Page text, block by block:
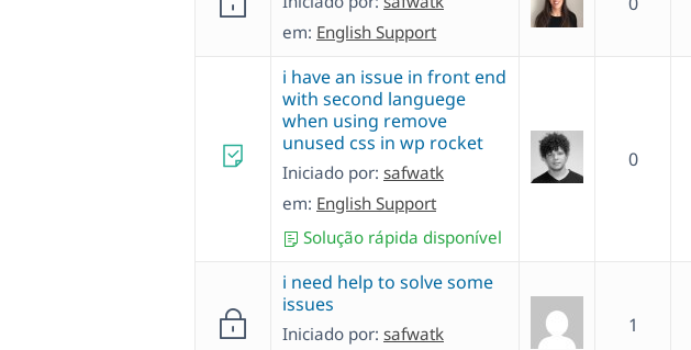
em: English Support
i have an issue in front end
with second languege
when using remove
unused css in wp rocket
Iniciado por: safwatk
em: English Support
Solução rápida disponível
0
i need help to solve some
issues
Iniciado por: safwatk
1